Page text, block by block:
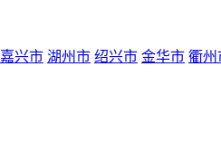
嘉兴市 湖州市 绍兴市 金华市 衢州